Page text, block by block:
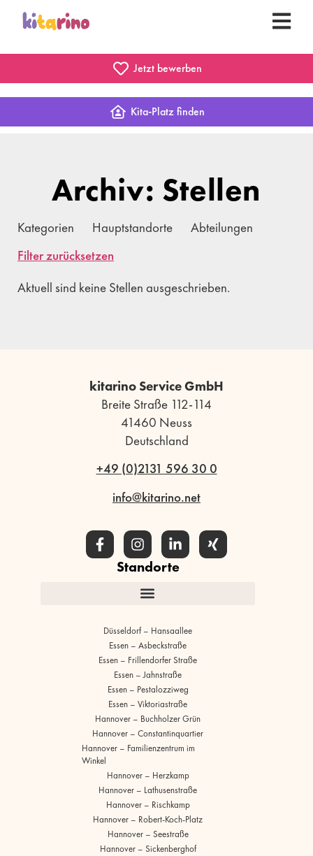
Jetzt bewerben
Kita-Platz finden
Archiv: Stellen
Kategorien Hauptstandorte
Abteilungen
Filter zurücksetzen
Aktuell sind keine Stellen ausgeschrieben.
kitarino Service GmbH
Breite Straße 112-114
41460 Neuss
Deutschland
+49 (0)2131 596 30 0
info@kitarino.net
Standorte
Düsseldorf – Hansaallee
Essen – Asbeckstraße
Essen – Frillendorfer Straße
Essen – Jahnstraße
Essen – Pestalozziweg
Essen – Viktoriastraße
Hannover – Buchholzer Grün
Hannover – Constantinquartier
Hannover – Familienzentrum im
Winkel
Hannover – Herzkamp
Hannover – Lathusenstraße
Hannover – Rischkamp
Hannover – Robert-Koch-Platz
Hannover – Seestraße
Hannover – Sickenberghof